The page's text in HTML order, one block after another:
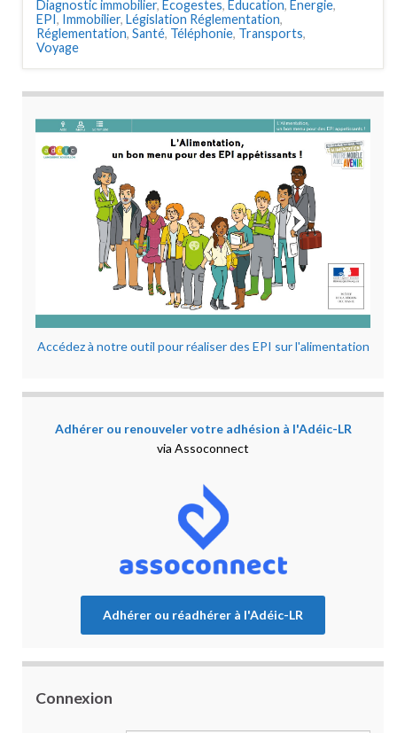
Diagnostic immobilier, Ecogestes, Education, Energie,
EPI, Immobilier, Législation Réglementation,
Réglementation, Santé, Téléphonie, Transports,
Voyage
Accédez à notre outil pour réaliser des EPI sur l'alimentation
Adhérer ou renouveler votre adhésion à l'Adéic-LR
via Assoconnect
Adhérer ou réadhérer à l'Adéic-LR
Connexion